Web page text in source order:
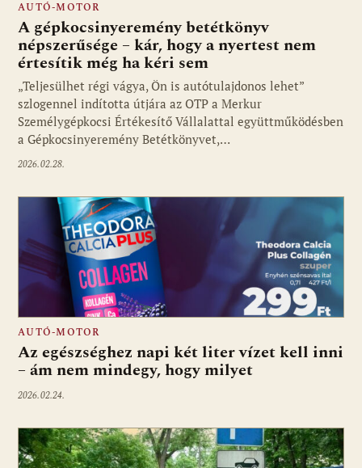
AUTÓ-MOTOR
A gépkocsinyeremény betétkönyv
népszerűsége – kár, hogy a nyertest nem
értesítik még ha kéri sem
„Teljesülhet régi vágya, Ön is autótulajdonos lehet”
szlogennel indította útjára az OTP a Merkur
Személygépkocsi Értékesítő Vállalattal együttműködésben
a Gépkocsinyeremény Betétkönyvet,…
2026.02.28.
AUTÓ-MOTOR
Az egészséghez napi két liter vízet kell inni
– ám nem mindegy, hogy milyet
2026.02.24.